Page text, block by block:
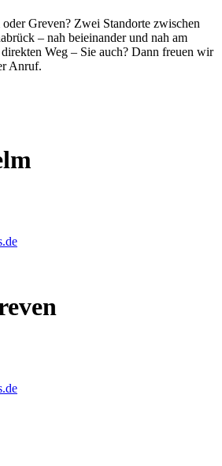
Greven? Zwei Standorte zwischen
– nah beieinander und nah am
Weg – Sie auch? Dann freuen wir
Anruf.